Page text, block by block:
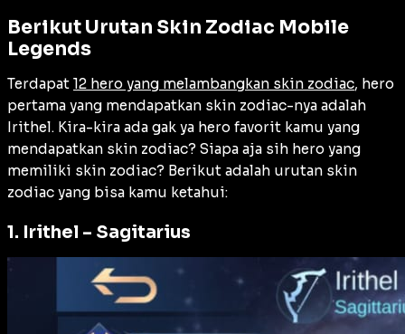
Berikut Urutan Skin Zodiac Mobile
Legends
Terdapat 12 hero yang melambangkan skin zodiac, hero
pertama yang mendapatkan skin zodiac-nya adalah
Irithel. Kira-kira ada gak ya hero favorit kamu yang
mendapatkan skin zodiac? Siapa aja sih hero yang
memiliki skin zodiac? Berikut adalah urutan skin
zodiac yang bisa kamu ketahui:
1. Irithel – Sagitarius